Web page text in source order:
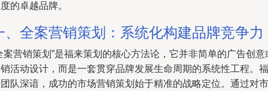
的卓越品牌。
、全案营销策划：系统化构建品牌竞争力
案营销策划”是福来策划的核心方法论，它并非简单的广告创意
活动设计，而是一套贯穿品牌发展生命周期的系统性工程。福
队深谙，成功的市场营销策划始于精准的战略定位。通过对市